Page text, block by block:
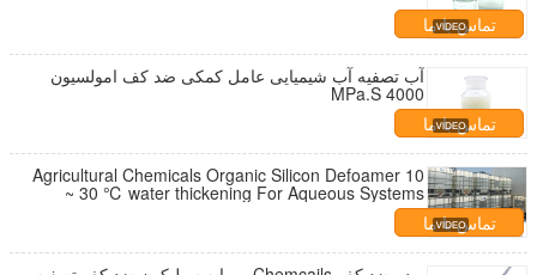
تماس با ما
آب تصفیه آب شیمیایی عامل کمکی ضد کف امولسیون
4000 MPa.S
تماس با ما
Agricultural Chemicals Organic Silicon Defoamer 10
~ 30 ℃ water thickening For Aqueous Systems
تماس با ما